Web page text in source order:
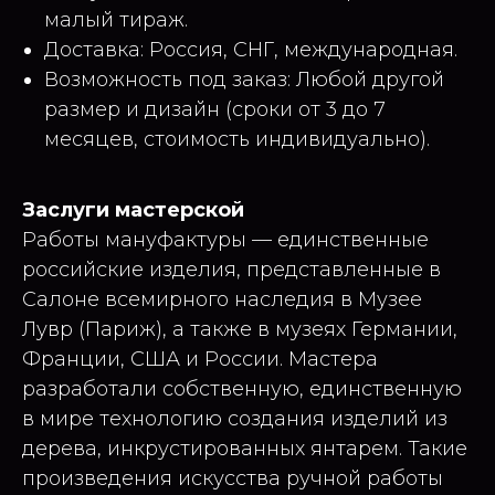
малый тираж.
Доставка: Россия, СНГ, международная.
Возможность под заказ: Любой другой
размер и дизайн (сроки от 3 до 7
месяцев, стоимость индивидуально).
Заслуги мастерской
Работы мануфактуры — единственные
российские изделия, представленные в
Салоне всемирного наследия в Музее
Лувр (Париж), а также в музеях Германии,
Франции, США и России. Мастера
разработали собственную, единственную
в мире технологию создания изделий из
дерева, инкрустированных янтарем. Такие
произведения искусства ручной работы